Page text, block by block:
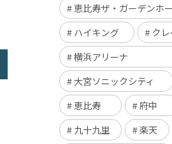
恵比寿ザ・ガーデンホ
ハイキング
ク
横浜アリーナ
大宮ソニックシティ
恵比寿
府中
九十九里
楽天